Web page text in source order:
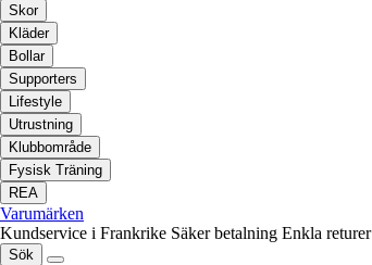
Skor
Kläder
Bollar
Supporters
Lifestyle
Utrustning
Klubbområde
Fysisk Träning
REA
Varumärken
Kundservice i Frankrike Säker betalning Enkla returer
Sök